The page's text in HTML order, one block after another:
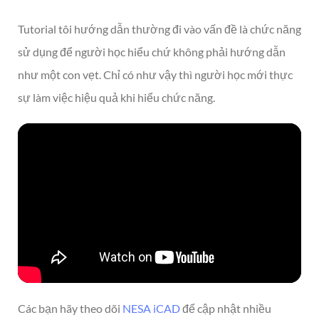
Tutorial tôi hướng dẫn thường đi vào vấn đề là chức năng
sử dụng để người học hiểu chứ không phải hướng dẫn
như một con vẹt. Chỉ có như vậy thì người học mới thực
sự làm việc hiệu quả khi hiểu chức năng.
Các bạn hãy theo dõi NESA iCADđể cập nhật nhiều